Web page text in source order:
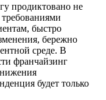
продиктовано не
быстро
бережно
среде. В
франчайзинг
будет только